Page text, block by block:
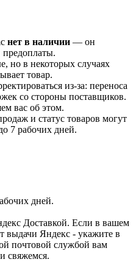
нет в наличии — он
предоплаты.
но в некоторых случаях
товар.
из-за: переноса
со стороны поставщиков.
вас об этом.
и статус товаров могут
7 рабочих дней.
дней.
Доставкой. Если в вашем
выдачи Яндекс - укажите в
почтовой службой вам
свяжемся.